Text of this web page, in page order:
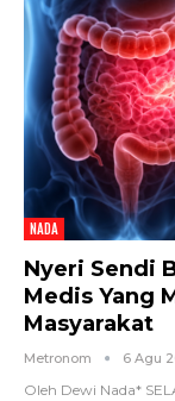
NADA
Nyeri Sendi
Medis Yang
Masyarakat
Metronom 6 Agu
Oleh Dewi Nada*